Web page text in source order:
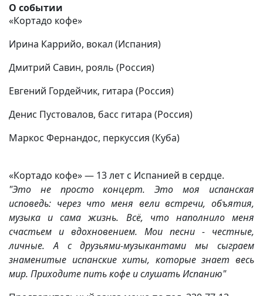
О событии
«Кортадо кофе»
Ирина Каррийо, вокал (Испания)
Дмитрий Савин, рояль (Россия)
Евгений Гордейчик, гитара (Россия)
Денис Пустовалов, басс гитара (Россия)
Маркос Фернандос, перкуссия (Куба)
«Кортадо кофе» — 13 лет с Испанией в сердце.
"Это не просто концерт. Это моя испанская
исповедь: через что меня вели встречи, объятия,
музыка и сама жизнь. Всё, что наполнило меня
счастьем и вдохновением. Мои песни - честные,
личные. А с друзьями-музыкантами мы сыграем
знаменитые испанские хиты, которые знает весь
мир. Приходите пить кофе и слушать Испанию"